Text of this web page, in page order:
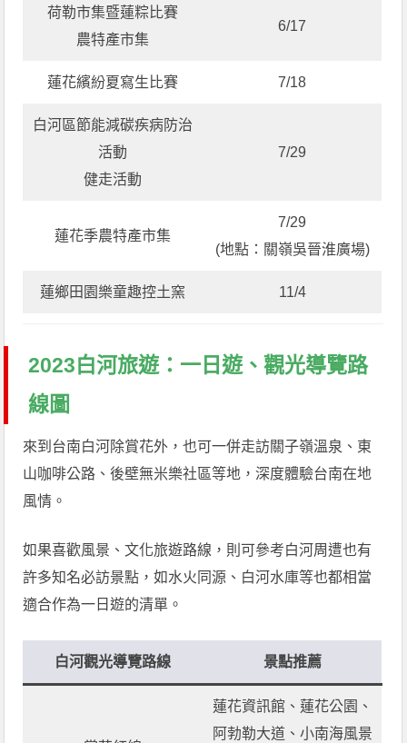
荷勒市集暨蓮粽比賽
農特產市集
6/17
蓮花繽紛夏寫生比賽 7/18
白河區節能減碳疾病防治
活動
健走活動
7/29
蓮花季農特產市集
7/29
(地點：關嶺吳晉淮廣場)
蓮鄉田園樂童趣控土窯 11/4
2023白河旅遊：一日遊、觀光導覽路
線圖
來到台南白河除賞花外，也可一併走訪關子嶺溫泉、東
山咖啡公路、後壁無米樂社區等地，深度體驗台南在地
風情。
如果喜歡風景、文化旅遊路線，則可參考白河周遭也有
許多知名必訪景點，如水火同源、白河水庫等也都相當
適合作為一日遊的清單。
白河觀光導覽路線 景點推薦
蓮花資訊館、蓮花公園、
阿勃勒大道、小南海風景